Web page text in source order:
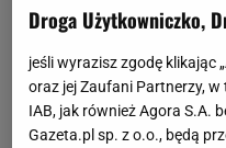
Droga Użytkowniczko,
jeśli wyrazisz zgodę klikając
oraz jej Zaufani Partnerzy, w
IAB, jak również Agora S.A.
Gazeta.pl sp. z o.o., będą